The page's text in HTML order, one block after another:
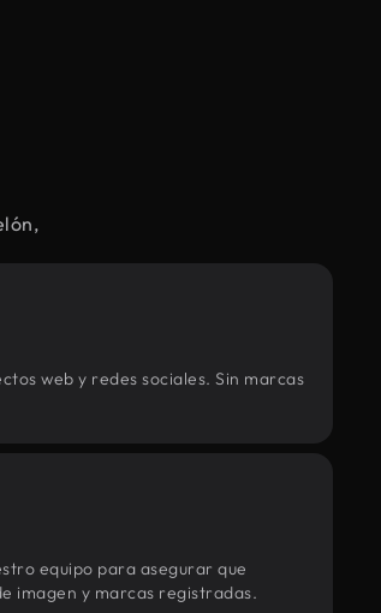
web y redes sociales. Sin marcas
equipo para asegurar que
imagen y marcas registradas.